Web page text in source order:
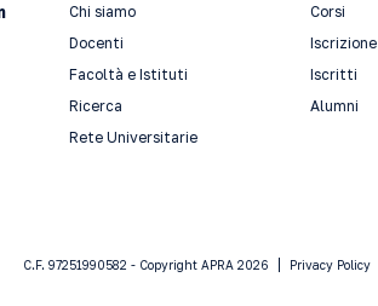
Chi siamo
Docenti
Facoltà e Istituti
Ricerca
Rete Universitarie
Corsi
Iscrizione
Iscritti
Alumni
C.F. 97251990582 - Copyright APRA 2026 Privacy Policy